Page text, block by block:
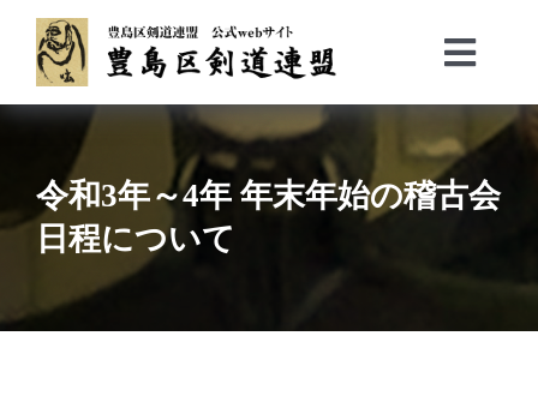
Top
会長挨拶／沿革
役員等
事業計画
加盟団体
お問い合わせ
令和3年～4年 年末年始の稽古会
日程について